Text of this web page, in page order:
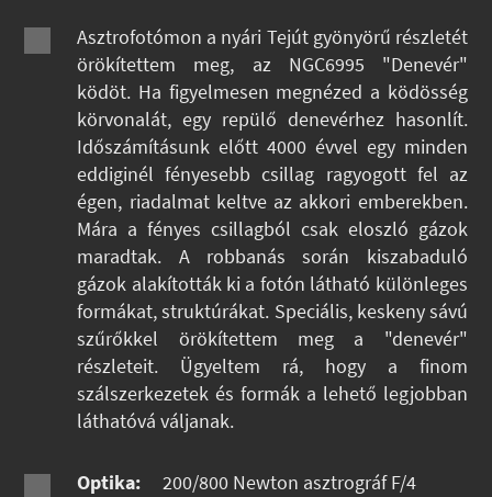
Asztrofotómon a nyári Tejút gyönyörű részletét
örökítettem meg, az NGC6995 "Denevér"
ködöt. Ha figyelmesen megnézed a ködösség
körvonalát, egy repülő denevérhez hasonlít.
Időszámításunk előtt 4000 évvel egy minden
eddiginél fényesebb csillag ragyogott fel az
égen, riadalmat keltve az akkori emberekben.
Mára a fényes csillagból csak eloszló gázok
maradtak. A robbanás során kiszabaduló
gázok alakították ki a fotón látható különleges
formákat, struktúrákat. Speciális, keskeny sávú
szűrőkkel örökítettem meg a "denevér"
részleteit. Ügyeltem rá, hogy a finom
szálszerkezetek és formák a lehető legjobban
láthatóvá váljanak.
Optika:
200/800 Newton asztrográf F/4